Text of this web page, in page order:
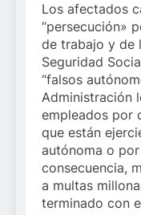
Los afectados
“persecución»
de trabajo y de
Seguridad
“falsos
Administración
empleados por
que están
autónoma o
consecuencia,
a multas
terminado con